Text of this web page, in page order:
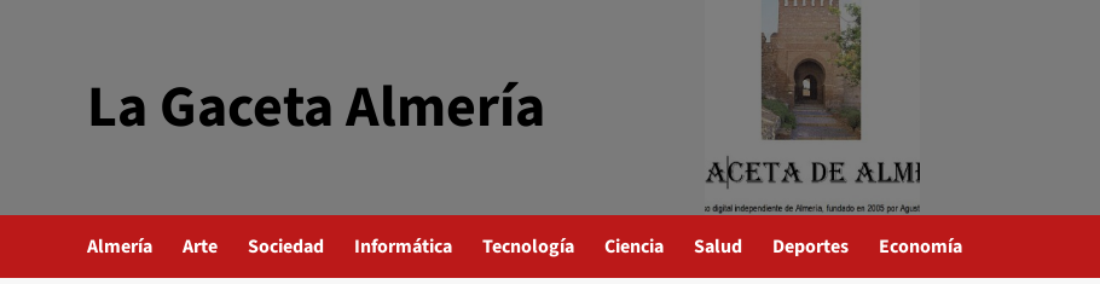
La Gaceta Almería
Almería Arte Sociedad Informática Tecnología Ciencia Salud Deportes Economía